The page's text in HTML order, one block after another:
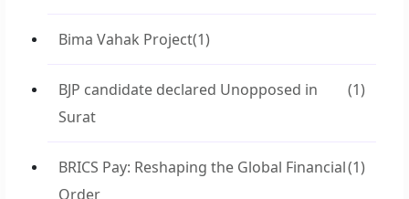
Bima Vahak Project(1)
BJP candidate declared Unopposed in
Surat
(1)
BRICS Pay: Reshaping the Global Financial
Order
(1)